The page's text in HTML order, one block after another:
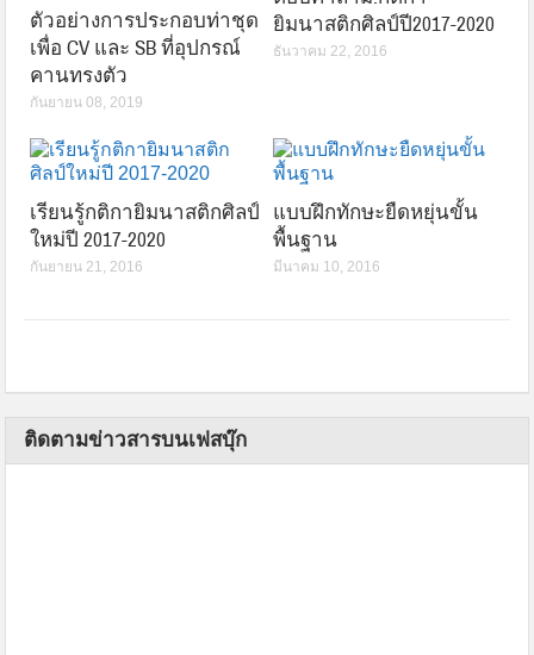
ตัวอย่างการประกอบท่าชุด
เพื่อ CV และ SB ที่อุปกรณ์
คานทรงตัว
กันยายน 08, 2019
ยิมนาสติกศิลป์ปี2017-2020
ธันวาคม 22, 2016
เรียนรู้กติกายิมนาสติกศิลป์
ใหม่ปี 2017-2020
กันยายน 21, 2016
แบบฝึกทักษะยืดหยุ่นขั้น
พื้นฐาน
มีนาคม 10, 2016
ติดตามข่าวสารบนเฟสบุ๊ก